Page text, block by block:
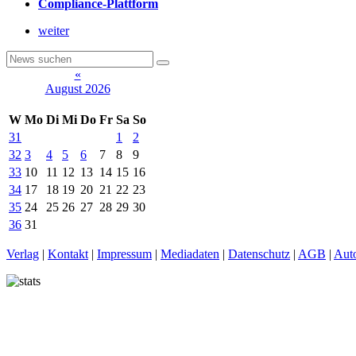
Compliance-Plattform
weiter
«
August 2026
W Mo Di Mi Do Fr Sa So
31
1
2
32 3 4 5 6 7 8
9
33 10 11 12 13 14 15 16
34 17 18 19 20 21 22 23
35 24 25 26 27 28 29 30
36 31
Verlag | Kontakt | Impressum | Mediadaten | Datenschutz | AGB |